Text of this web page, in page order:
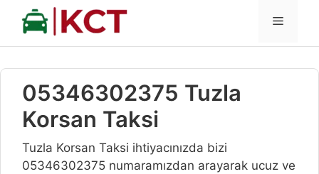
İçeriğe
MENÜ
05346302375 Tuzla
Korsan Taksi
Tuzla Korsan Taksi ihtiyacınızda bizi
05346302375 numaramızdan arayarak ucuz ve